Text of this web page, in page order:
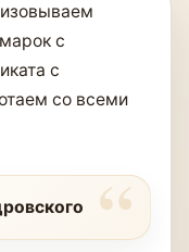
с
с
со всеми